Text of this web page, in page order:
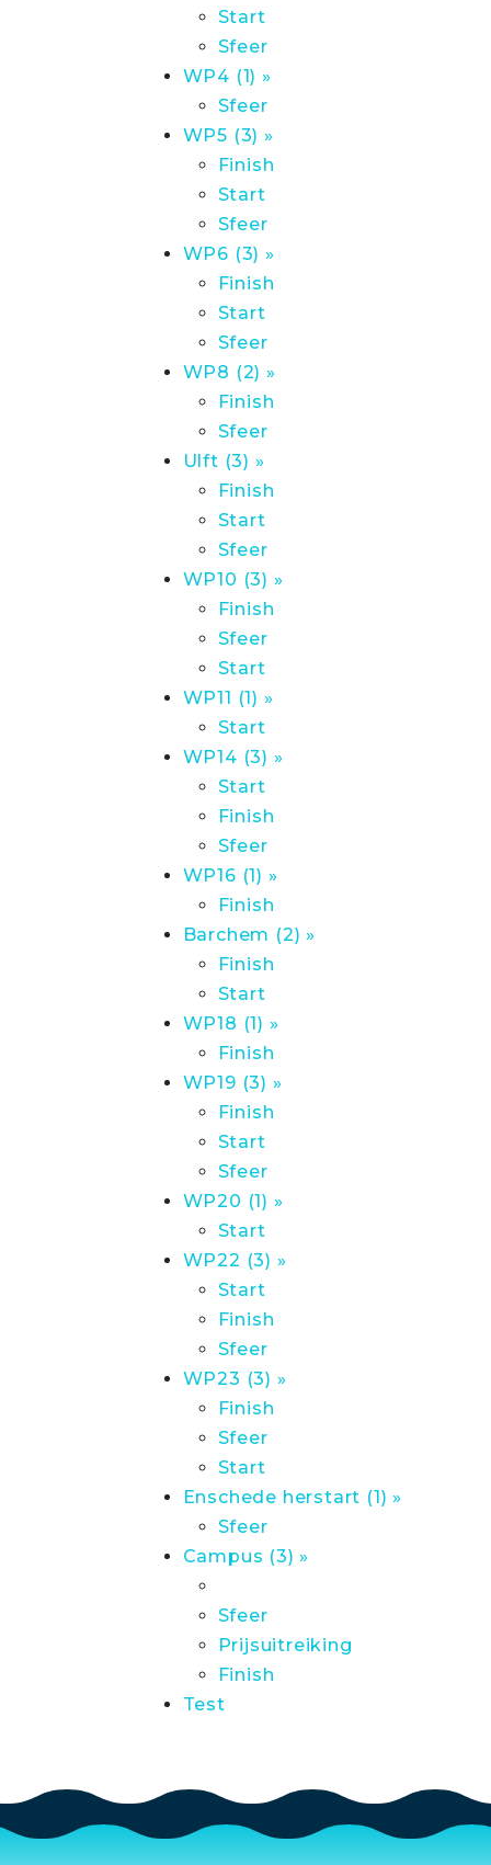
Start
Sfeer
WP4 (1) »
Sfeer
WP5 (3) »
Finish
Start
Sfeer
WP6 (3) »
Finish
Start
Sfeer
WP8 (2) »
Finish
Sfeer
Ulft (3) »
Finish
Start
Sfeer
WP10 (3) »
Finish
Sfeer
Start
WP11 (1) »
Start
WP14 (3) »
Start
Finish
Sfeer
WP16 (1) »
Finish
Barchem (2) »
Finish
Start
WP18 (1) »
Finish
WP19 (3) »
Finish
Start
Sfeer
WP20 (1) »
Start
WP22 (3) »
Start
Finish
Sfeer
WP23 (3) »
Finish
Sfeer
Start
Enschede herstart (1) »
Sfeer
Campus (3) »
Sfeer
Prijsuitreiking
Finish
Test